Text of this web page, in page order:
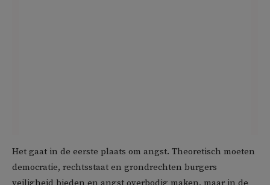
Het gaat in de eerste plaats om angst. Theoretisch moeten
democratie, rechtsstaat en grondrechten burgers
veiligheid bieden en angst overbodig maken, maar in de